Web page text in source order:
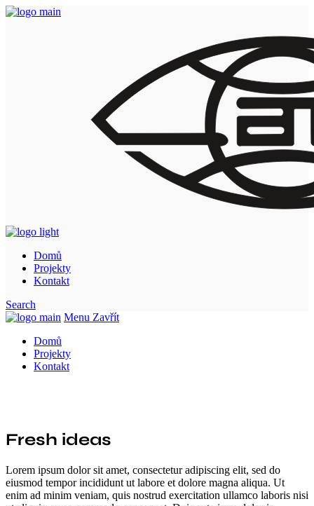
Skip
Domů
Projekty
Kontakt
Search
Menu Zavřít
Domů
Projekty
Kontakt
Fresh ideas
Lorem ipsum dolor sit amet, consectetur adipiscing elit, sed do
eiusmod tempor incididunt ut labore et dolore magna aliqua. Ut
enim ad minim veniam, quis nostrud exercitation ullamco laboris nisi